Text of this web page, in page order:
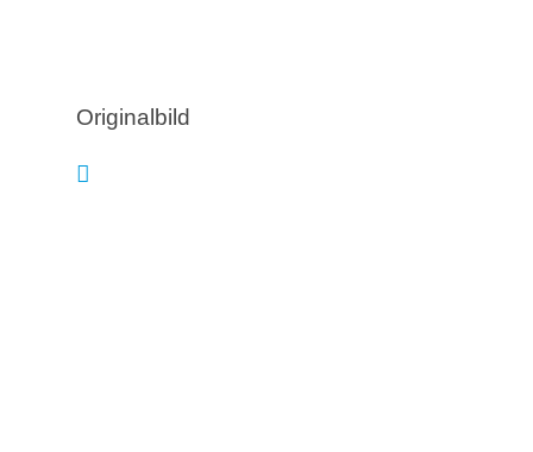
Originalbild